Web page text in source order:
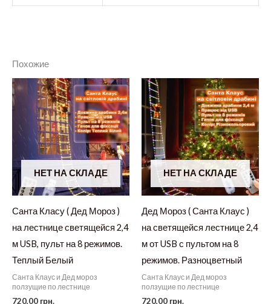
Похожие
НЕТ НА СКЛАДЕ
Санта Класу ( Дед Мороз )
на лестнице светящейся 2,4
м USB, пульт на 8 режимов.
Теплый Белый
Санта Клаус и Дед мороз
ползущие по лестнице
720,00 грн.
НЕТ НА СКЛАДЕ
Дед Мороз ( Санта Клаус )
на светящейся лестнице 2,4
м от USB с пультом на 8
режимов. Разноцветный
Санта Клаус и Дед мороз
ползущие по лестнице
720,00 грн.